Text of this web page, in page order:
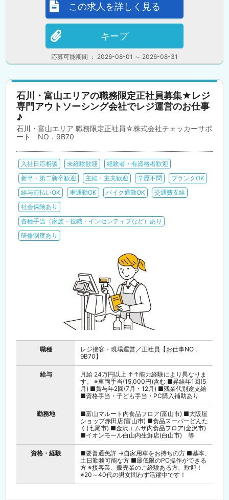
応募可能期間 ： 2026-08-01 ～ 2026-08-31
この求人を詳しく見る
キープ
石川・富山エリアの職務限定正社員募集★レジ
専門アウトソーシング会社でレジ運営のお仕事
♪
石川・富山エリア 職務限定正社員☆株式会社チェッカーサポ
ート NO．9B70
入社日応相談 未経験歓迎
経験者・有資格者歓迎
新卒・第二新卒歓迎
主婦・主夫歓迎 学歴不問
ブランクOK
給与前払いOK
車通勤OK バイク通勤OK
交通費支給
社会保険あり
各種手当（家族・役職・インセンティブなど）あり
研修制度あり
職種
レジ接客・現場運営／正社員【お仕事NO．
9B70】
給与
月給 24万円以上 ↑↑能力経験により異なりま
す。 ※車両手当(15,000円)含む ■昇給年1回(5
月) ■賞与年2回(7月・12月) ■残業代別途支給
■資格手当・子ども手当・PC購入補助あり
勤務地
■富山マルート内食品フロア(富山市) ■大阪屋
ショップ赤田店(富山市) ■食品スーパーどんた
く(七尾市) ■金沢エムザ内食品フロア(金沢市)
■イオンモール白山内生鮮店(白山市) 等
資格・経験
■要普通免許 →自家用車をお持ちの方 ■基本、
土日勤務可能な方 ■最低限のPC操作ができる
方 ※接客業、販売業のご経験ある方、歓迎！
※20～40代の男女問わず活躍中です！